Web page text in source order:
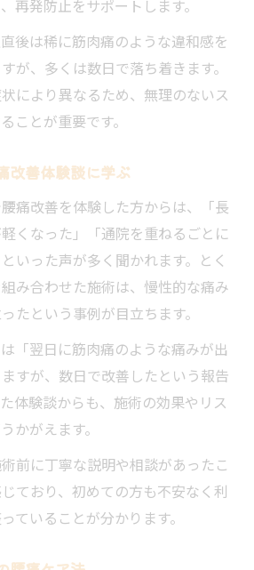
再発防止をサポートします。
後は稀に筋肉痛のような違和感を
が、多くは数日で落ち着きます。
により異なるため、無理のないス
ことが重要です。
改善体験談に学ぶ
痛改善を体験した方からは、「長
くなった」「通院を重ねるごとに
いった声が多く聞かれます。とく
み合わせた施術は、慢性的な痛み
たという事例が目立ちます。
「翌日に筋肉痛のような痛みが出
すが、数日で改善したという報告
体験談からも、施術の効果やリス
かがえます。
前に丁寧な説明や相談があったこ
ており、初めての方も不安なく利
ていることが分かります。